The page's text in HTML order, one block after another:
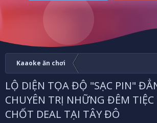
Kaaoke ăn chơi
LỘ DIỆN TỌA ĐỘ "SẠC PIN"
CHUYÊN TRỊ NHỮNG ĐÊM
CHỐT DEAL TẠI TÂY ĐÔ